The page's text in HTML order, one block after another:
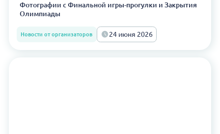
Фотографии с Финальной игры-прогулки и Закрытия
Олимпиады
Новости от организаторов 24 июня 2026